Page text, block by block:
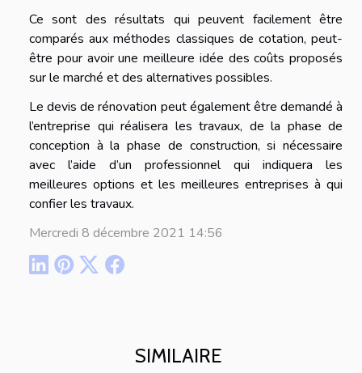
SIMILAIRE
Ce sont des résultats qui peuvent facilement être
comparés aux méthodes classiques de cotation, peut-
être pour avoir une meilleure idée des coûts proposés
sur le marché et des alternatives possibles.
Le devis de rénovation peut également être demandé à
l’entreprise qui réalisera les travaux, de la phase de
conception à la phase de construction, si nécessaire
avec l’aide d’un professionnel qui indiquera les
meilleures options et les meilleures entreprises à qui
confier les travaux.
Mercredi 8 décembre 2021 14:56